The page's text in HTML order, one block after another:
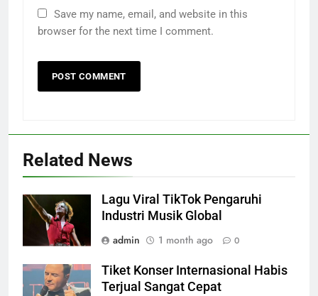
Save my name, email, and website in this
browser for the next time I comment.
Related News
Lagu Viral TikTok Pengaruhi
Industri Musik Global
admin
1 month ago 0
Tiket Konser Internasional Habis
Terjual Sangat Cepat